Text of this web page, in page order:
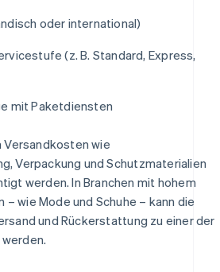
oder international)
(z. B. Standard, Express,
mit Paketdiensten
Versandkosten wie
Verpackung und Schutzmaterialien
werden. In Branchen mit hohem
– wie Mode und Schuhe – kann die
und Rückerstattung zu einer der